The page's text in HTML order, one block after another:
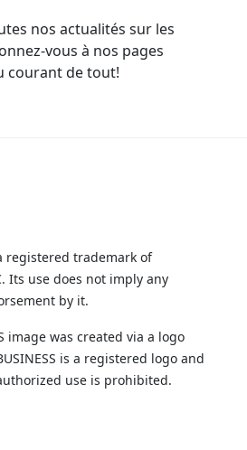
nos actualités sur les
vous à nos pages
courant de tout!
registered trademark of
Its use does not imply any
by it.
image was created via a logo
is a registered logo and
use is prohibited.